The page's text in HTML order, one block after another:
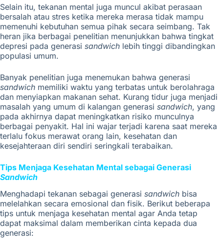
Selain itu, tekanan mental juga muncul akibat perasaan
bersalah atau stres ketika mereka merasa tidak mampu
memenuhi kebutuhan semua pihak secara seimbang. Tak
heran jika berbagai penelitian menunjukkan bahwa tingkat
depresi pada generasi sandwich lebih tinggi dibandingkan
populasi umum.
Banyak penelitian juga menemukan bahwa generasi
sandwich memiliki waktu yang terbatas untuk berolahraga
dan menyiapkan makanan sehat. Kurang tidur juga menjadi
masalah yang umum di kalangan generasi sandwich, yang
pada akhirnya dapat meningkatkan risiko munculnya
berbagai penyakit. Hal ini wajar terjadi karena saat mereka
terlalu fokus merawat orang lain, kesehatan dan
kesejahteraan diri sendiri seringkali terabaikan.
Tips Menjaga Kesehatan Mental sebagai Generasi
Sandwich
Menghadapi tekanan sebagai generasi sandwich bisa
melelahkan secara emosional dan fisik. Berikut beberapa
tips untuk menjaga kesehatan mental agar Anda tetap
dapat maksimal dalam memberikan cinta kepada dua
generasi: